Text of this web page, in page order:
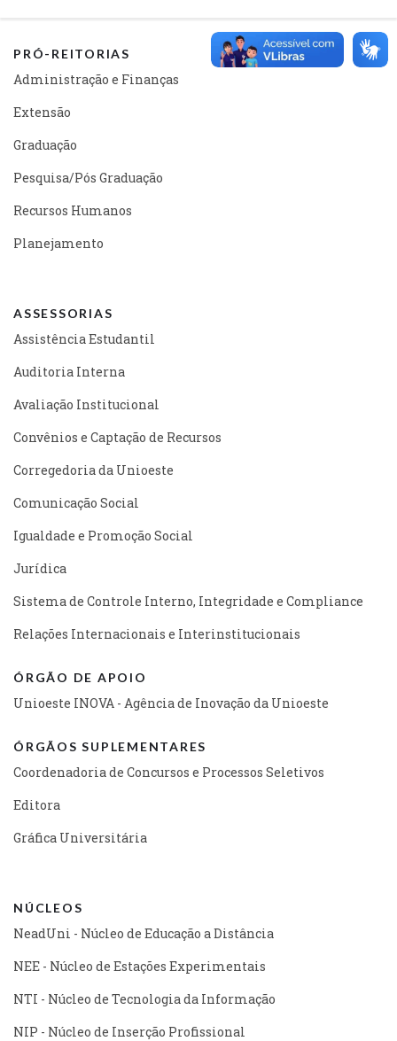
PRÓ-REITORIAS
Administração e Finanças
Extensão
Graduação
Pesquisa/Pós Graduação
Recursos Humanos
Planejamento
ASSESSORIAS
Assistência Estudantil
Auditoria Interna
Avaliação Institucional
Convênios e Captação de Recursos
Corregedoria da Unioeste
Comunicação Social
Igualdade e Promoção Social
Jurídica
Sistema de Controle Interno, Integridade e Compliance
Relações Internacionais e Interinstitucionais
ÓRGÃO DE APOIO
Unioeste INOVA - Agência de Inovação da Unioeste
ÓRGÃOS SUPLEMENTARES
Coordenadoria de Concursos e Processos Seletivos
Editora
Gráfica Universitária
NÚCLEOS
NeadUni - Núcleo de Educação a Distância
NEE - Núcleo de Estações Experimentais
NTI - Núcleo de Tecnologia da Informação
NIP - Núcleo de Inserção Profissional